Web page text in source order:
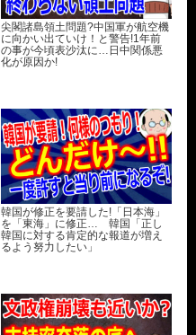
尖閣諸島領土問題?中国軍が航空機
に向かい出ていけ！と警告!1年前
の事が今頃表沙汰に…日中関係悪
化が原因か!
韓国が修正を要請した!「日本海」
を「東海」に修正… 韓国「正し
韓国に対する肯定的な報道が増え
るよう努力したい」